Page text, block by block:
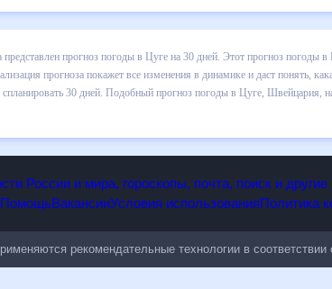
представлен прогноз погоды в Цуге на 30
, выпадении осадков т.д. Хорошая визуализация
в ближайший месяц, к каким изменениям нужно
Швейцария, на 30 дней будет полезен всем, в том
России и мира, гороскопы, почта, поиск и
рекомендательные технологии в